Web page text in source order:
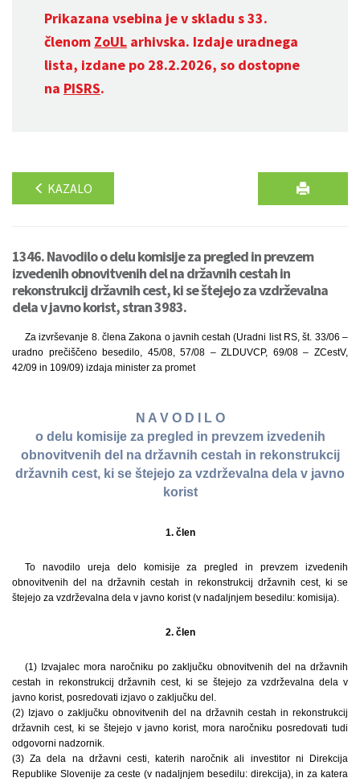
Prikazana vsebina je v skladu s 33.
členom ZoUL arhivska. Izdaje uradnega
lista, izdane po 28.2.2026, so dostopne
na PISRS.
KAZALO
1346. Navodilo o delu komisije za pregled in prevzem
izvedenih obnovitvenih del na državnih cestah in
rekonstrukcij državnih cest, ki se štejejo za vzdrževalna
dela v javno korist, stran 3983.
Za izvrševanje 8. člena Zakona o javnih cestah (Uradni list RS, št. 33/06 –
uradno prečiščeno besedilo, 45/08, 57/08 – ZLDUVCP, 69/08 – ZCestV,
42/09 in 109/09) izdaja minister za promet
N A V O D I L O
o delu komisije za pregled in prevzem izvedenih
obnovitvenih del na državnih cestah in rekonstrukcij
državnih cest, ki se štejejo za vzdrževalna dela v javno
korist
1. člen
To navodilo ureja delo komisije za pregled in prevzem izvedenih
obnovitvenih del na državnih cestah in rekonstrukcij državnih cest, ki se
štejejo za vzdrževalna dela v javno korist (v nadaljnjem besedilu: komisija).
2. člen
(1) Izvajalec mora naročniku po zaključku obnovitvenih del na državnih
cestah in rekonstrukcij državnih cest, ki se štejejo za vzdrževalna dela v
javno korist, posredovati izjavo o zaključku del.
(2) Izjavo o zaključku obnovitvenih del na državnih cestah in rekonstrukcij
državnih cest, ki se štejejo v javno korist, mora naročniku posredovati tudi
odgovorni nadzornik.
(3) Za dela na državni cesti, katerih naročnik ali investitor ni Direkcija
Republike Slovenije za ceste (v nadaljnjem besedilu: direkcija), in za katera